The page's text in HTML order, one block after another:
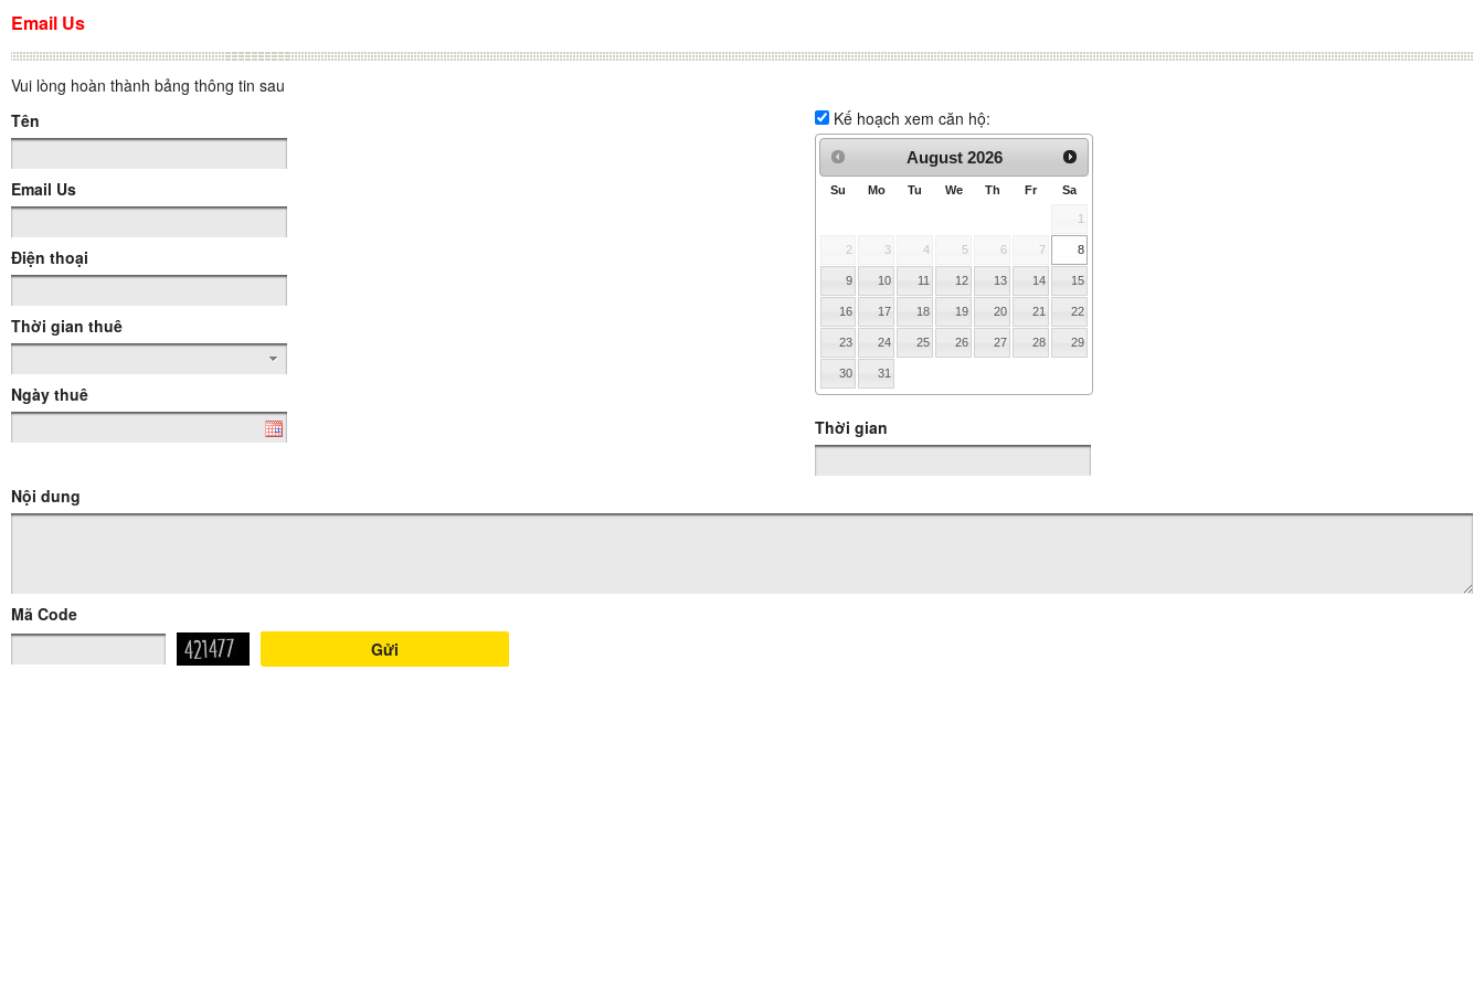
Email Us
Vui lòng hoàn thành bảng thông tin sau
Tên
Email Us
Điện thoại
Thời gian thuê
Ngày thuê
Kế hoạch xem căn hộ:
August 2026
Su Mo Tu We Th Fr Sa
1
2 3 4 5 6 7 8
9 10 11 12 13 14 15
16 17 18 19 20 21 22
23 24 25 26 27 28 29
30 31
Thời gian
Nội dung
Mã Code